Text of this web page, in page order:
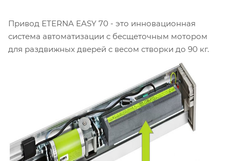
Привод ETERNA EASY 70 - это инновационная
система автоматизации с бесщеточным мотором
для раздвижных дверей с весом створки до 90 кг.